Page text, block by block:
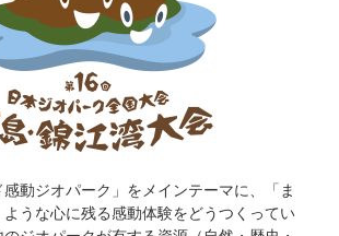
動ジオパーク」をメインテーマに、「ま
うな心に残る感動体験をどうつくってい